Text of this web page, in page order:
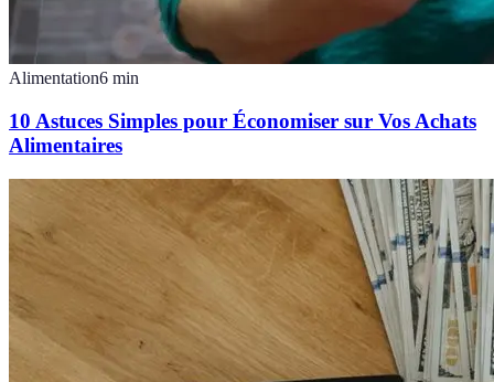
Alimentation6 min
10 Astuces Simples pour Économiser sur Vos Achats
Alimentaires